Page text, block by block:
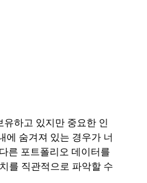
하고 있지만 중요한 인
에 숨겨져 있는 경우가 너
른 포트폴리오 데이터를
를 직관적으로 파악할 수